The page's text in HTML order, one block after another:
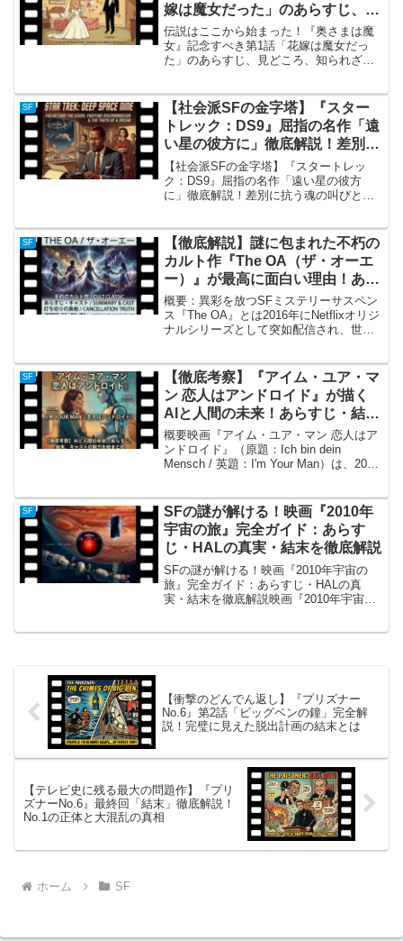
嫁は魔女だった」のあらすじ、見
どころ、知られざるトリビアを徹
底解剖
伝説はここから始まった！『奥さまは魔
女』記念すべき第1話「花嫁は魔女だっ
た」のあらすじ、見どころ、知られざる
17日、アメリカABCネットワークで放送
が開始され、...
SF
【社会派SFの金字塔】『スター
トレック：DS9』屈指の名作「遠
い星の彼方に」徹底解説！差別に
抗う魂の叫びと「夢」の真実
【社会派SFの金字塔】『スタートレッ
ク：DS9』屈指の名作「遠い星の彼方
に」徹底解説！差別に抗う魂の叫びと
要『スタートレック』シリーズは未来
の...
SF
【徹底解説】謎に包まれた不朽の
カルト作『The OA（ザ・オーエ
ー）』が最高に面白い理由！あら
すじ・キャスト・打ち切りの真相
まで総まとめ
概要：異彩を放つSFミステリーサスペン
ス『The OA』とは2016年にNetflixオリジ
ナルシリーズとして突如配信され、世界
OA（ザ・オーエー）』です。本作は、
ブ...
SF
【徹底考察】『アイム・ユア・マ
ン 恋人はアンドロイド』が描く
AIと人間の未来！あらすじ・結
末・キャストの魅力を総まとめ
概要映画『アイム・ユア・マン 恋人はア
ンドロイド』（原題：Ich bin dein
Mensch / 英題：I'm Your Man）は、2021
ルガモン博物館で古代バ...
SF
SFの謎が解ける！映画『2010年
宇宙の旅』完全ガイド：あらす
じ・HALの真実・結末を徹底解説
SFの謎が解ける！映画『2010年宇宙の
旅』完全ガイド：あらすじ・HALの真
実・結末を徹底解説映画『2010年宇宙の
【衝撃のどんでん返し】『プリズナー
No.6』第2話「ビッグベンの鐘」完全解
説！完璧に見えた脱出計画の結末とは
【テレビ史に残る最大の問題作】『プリ
ズナーNo.6』最終回「結末」徹底解説！
No.1の正体と大混乱の真相
ホーム SF